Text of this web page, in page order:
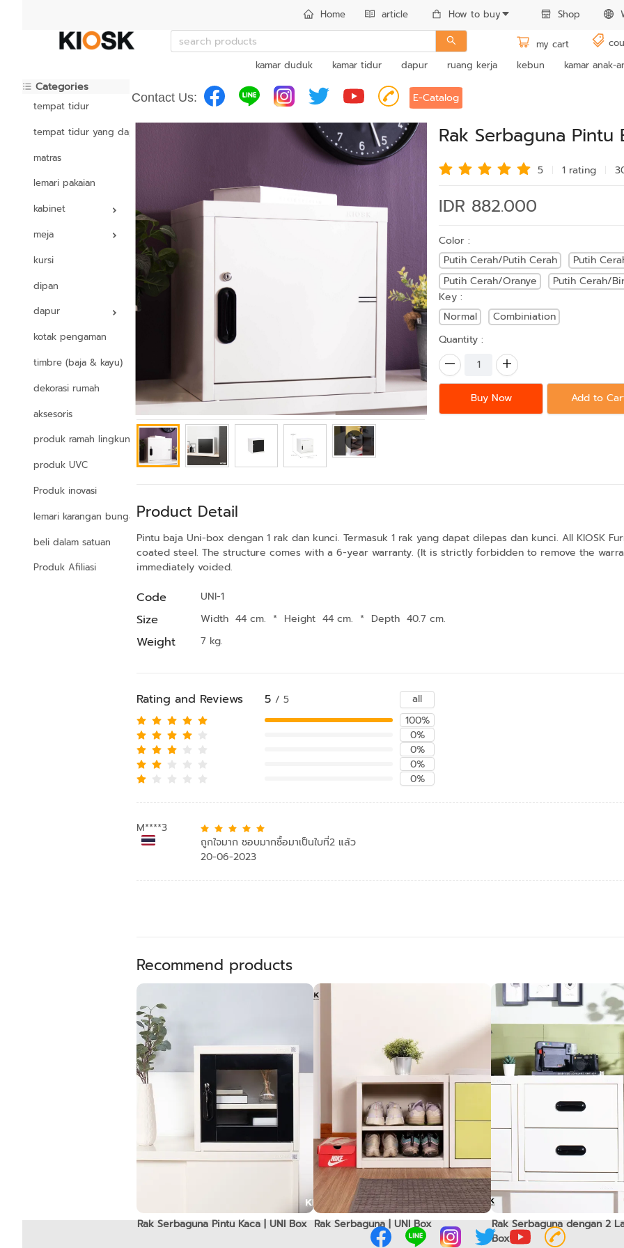
Home article How to buy Shop
my cart
kamar duduk
kamar tidur dapur ruang kerja kebun kamar anak-
Categories
tempat tidur
tempat tidur yang dapat disesuaikan
matras
lemari pakaian
kabinet
meja
kursi
dipan
dapur
kotak pengaman
timbre (baja & kayu)
dekorasi rumah
aksesoris
produk ramah lingkungan
produk UVC
Produk inovasi
lemari karangan bunga
beli dalam satuan
Produk Afiliasi
Contact Us: E-Catalog
Rak Serbaguna Pintu
5 1 rating
IDR 882.000
Color :
Putih Cerah/Putih Cerah
Putih
Putih Cerah/Oranye
Putih Cerah/
Key :
Normal
Combiniation
Quantity :
Buy Now Add to
Product Detail
Pintu baja Uni-box dengan 1 rak dan kunci. Termasuk 1 rak yang dapat dilepas dan kunci. All
coated steel. The structure comes with a 6-year warranty. (It is strictly forbidden to remove the
immediately voided.
Code UNI-1
Size Width 44 cm. * Height 44 cm. * Depth 40.7 cm.
Weight 7 kg.
Rating and Reviews 5 / 5
all
100%
0%
0%
0%
0%
M****3
ถูกใจมาก ชอบมากซื้อมาเป็นใบที่2 แล้ว
20-06-2023
Recommend products
Rak Serbaguna Pintu Kaca | UNI Box Rak Serbaguna | UNI Box
Rak Serbaguna dengan 2
Box